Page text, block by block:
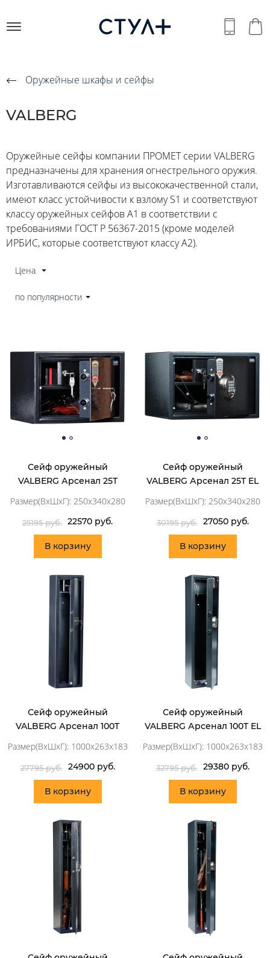
Оружейные шкафы и сейфы
VALBERG
Оружейные сейфы компании ПРОМЕТ серии VALBERG
предназначены для хранения огнестрельного оружия.
Изготавливаются сейфы из высококачественной стали,
имеют класс устойчивости к взлому S1 и соответствуют
классу оружейных сейфов А1 в соответствии с
требованиями ГОСТ Р 56367-2015 (кроме моделей
ИРБИС, которые соответствуют классу A2).
Цена
по популярности
Сейф оружейный
VALBERG Арсенал 25T
Размер(ВхШхГ): 250x340x280
25195 руб. 22570 руб.
В корзину
Сейф оружейный
VALBERG Арсенал 25T EL
Размер(ВхШхГ): 250x340x280
30195 руб. 27050 руб.
В корзину
Сейф оружейный
VALBERG Арсенал 100T
Размер(ВхШхГ): 1000x263x183
27795 руб. 24900 руб.
В корзину
Сейф оружейный
VALBERG Арсенал 100T EL
Размер(ВхШхГ): 1000x263x183
32795 руб. 29380 руб.
В корзину